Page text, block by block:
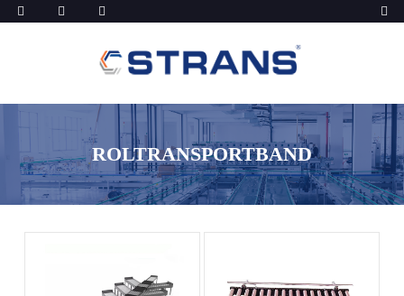
ROLTRANSPORTBAND